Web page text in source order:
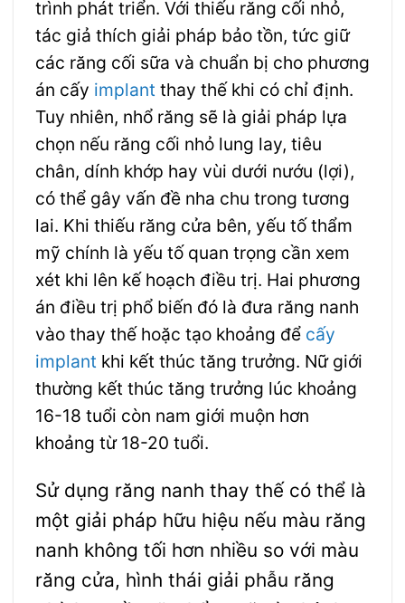
trình phát triển. Với thiếu răng cối nhỏ,
tác giả thích giải pháp bảo tồn, tức giữ
các răng cối sữa và chuẩn bị cho phương
án cấy implant thay thế khi có chỉ định.
Tuy nhiên, nhổ răng sẽ là giải pháp lựa
chọn nếu răng cối nhỏ lung lay, tiêu
chân, dính khớp hay vùi dưới nướu (lợi),
có thể gây vấn đề nha chu trong tương
lai. Khi thiếu răng cửa bên, yếu tố thẩm
mỹ chính là yếu tố quan trọng cần xem
xét khi lên kế hoạch điều trị. Hai phương
án điều trị phổ biến đó là đưa răng nanh
vào thay thế hoặc tạo khoảng để cấy
implant khi kết thúc tăng trưởng. Nữ giới
thường kết thúc tăng trưởng lúc khoảng
16-18 tuổi còn nam giới muộn hơn
khoảng từ 18-20 tuổi.
Sử dụng răng nanh thay thế có thể là
một giải pháp hữu hiệu nếu màu răng
nanh không tối hơn nhiều so với màu
răng cửa, hình thái giải phẫu răng